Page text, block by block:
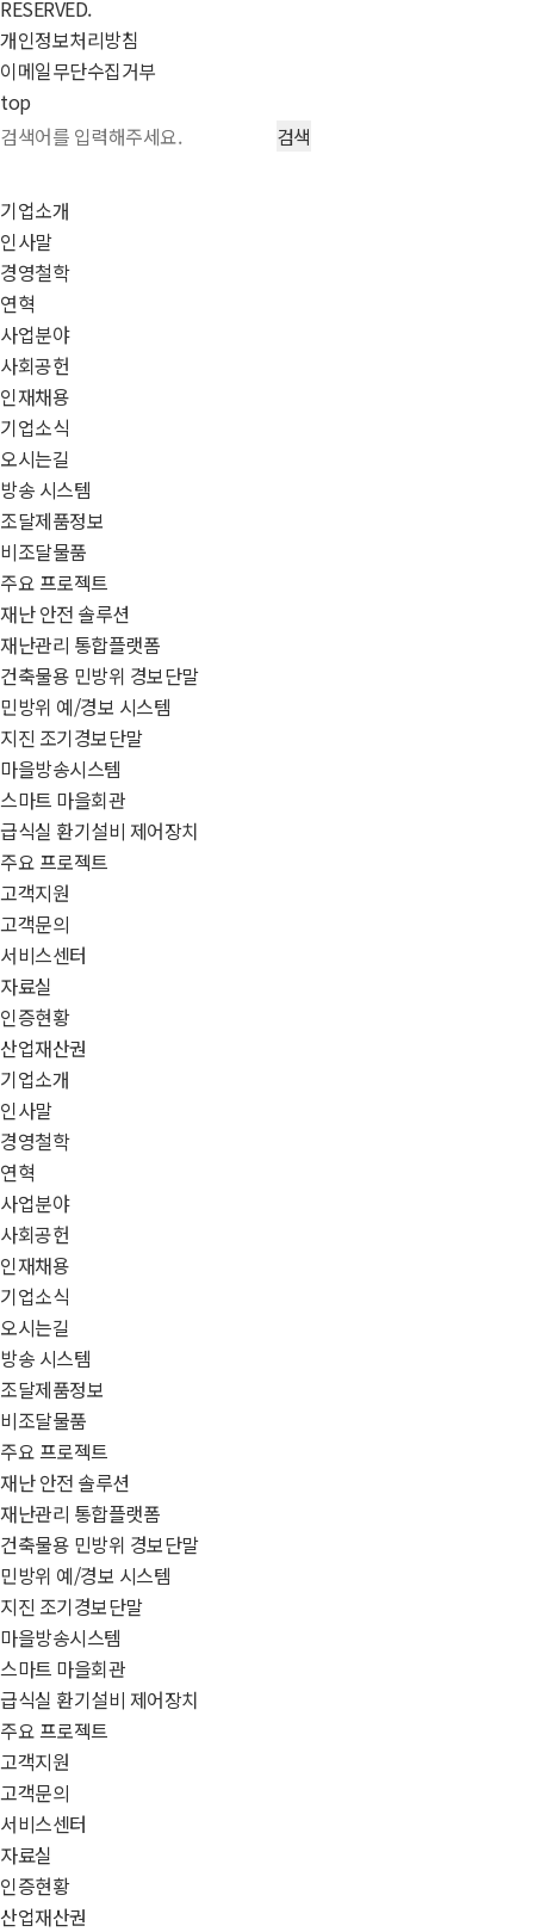
RESERVED.
개인정보처리방침
이메일무단수집거부
top
기업소개
인사말
경영철학
연혁
사업분야
사회공헌
인재채용
기업소식
오시는길
방송 시스템
조달제품정보
비조달물품
주요 프로젝트
재난 안전 솔루션
재난관리 통합플랫폼
건축물용 민방위 경보단말
민방위 예/경보 시스템
지진 조기경보단말
마을방송시스템
스마트 마을회관
급식실 환기설비 제어장치
주요 프로젝트
고객지원
고객문의
서비스센터
자료실
인증현황
산업재산권
기업소개
인사말
경영철학
연혁
사업분야
사회공헌
인재채용
기업소식
오시는길
방송 시스템
조달제품정보
비조달물품
주요 프로젝트
재난 안전 솔루션
재난관리 통합플랫폼
건축물용 민방위 경보단말
민방위 예/경보 시스템
지진 조기경보단말
마을방송시스템
스마트 마을회관
급식실 환기설비 제어장치
주요 프로젝트
고객지원
고객문의
서비스센터
자료실
인증현황
산업재산권